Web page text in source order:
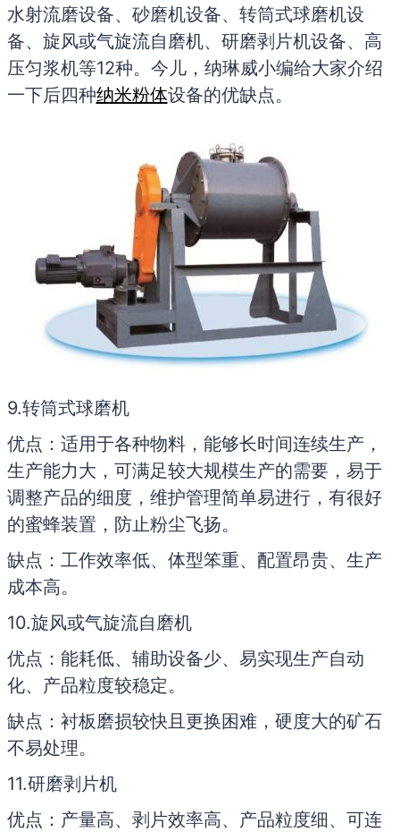
水射流磨设备、砂磨机设备、转筒式球磨机设
备、旋风或气旋流自磨机、研磨剥片机设备、高
压匀浆机等12种。今儿，纳琳威小编给大家介绍
一下后四种纳米粉体设备的优缺点。
9.转筒式球磨机
优点：适用于各种物料，能够长时间连续生产，
生产能力大，可满足较大规模生产的需要，易于
调整产品的细度，维护管理简单易进行，有很好
的蜜蜂装置，防止粉尘飞扬。
缺点：工作效率低、体型笨重、配置昂贵、生产
成本高。
10.旋风或气旋流自磨机
优点：能耗低、辅助设备少、易实现生产自动
化、产品粒度较稳定。
缺点：衬板磨损较快且更换困难，硬度大的矿石
不易处理。
11.研磨剥片机
优点：产量高、剥片效率高、产品粒度细、可连